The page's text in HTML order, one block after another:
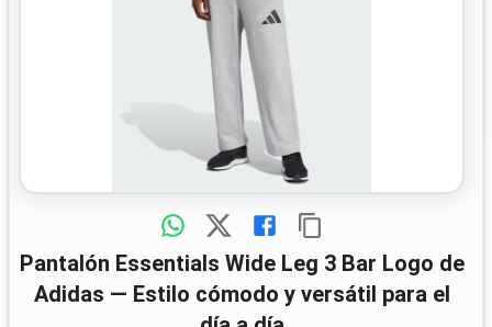
Pantalón Essentials Wide Leg 3 Bar Logo de
Adidas — Estilo cómodo y versátil para el